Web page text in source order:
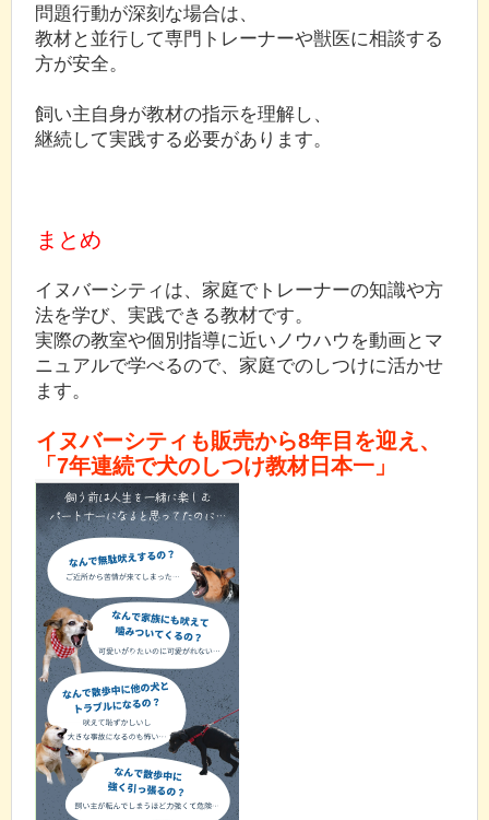
問題行動が深刻な場合は、
教材と並行して専門トレーナーや獣医に相談する
方が安全。
飼い主自身が教材の指示を理解し、
継続して実践する必要があります。
まとめ
イヌバーシティは、家庭でトレーナーの知識や方
法を学び、実践できる教材です。
実際の教室や個別指導に近いノウハウを動画とマ
ニュアルで学べるので、家庭でのしつけに活かせ
ます。
イヌバーシティも販売から8年目を迎え、
「7年連続で犬のしつけ教材日本一」